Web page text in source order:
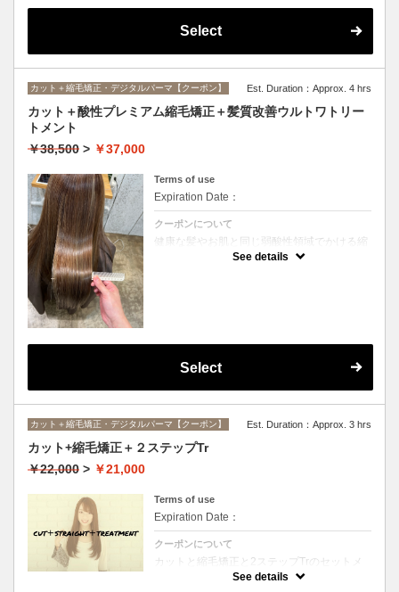
Select
カット＋縮毛矯正・デジタルパーマ【クーポン】 Est. Duration：Approx. 4 hrs
カット＋酸性プレミアム縮毛矯正＋髪質改善ウルトワトリー
トメント
￥38,500 > ￥37,000
Terms of use
Expiration Date：
クーポンについて
健康な髪やお肌と同じ弱酸性領域でかける縮
毛矯正☆髪を瘦せさせることなく、気になる
癖をナチュラルに伸ばせるスペシャルな縮毛
See details
Select
カット＋縮毛矯正・デジタルパーマ【クーポン】 Est. Duration：Approx. 3 hrs
カット+縮毛矯正＋２ステップTr
￥22,000 > ￥21,000
Terms of use
Expiration Date：
クーポンについて
カットと縮毛矯正と2ステップTrのセットメ
ニュー。髪質や状態に合わせて薬剤選定致し
See details